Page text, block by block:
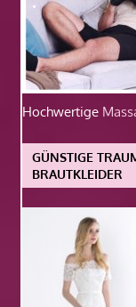
Hochwertige
GÜNSTIGE
BRAUTKLEIDER